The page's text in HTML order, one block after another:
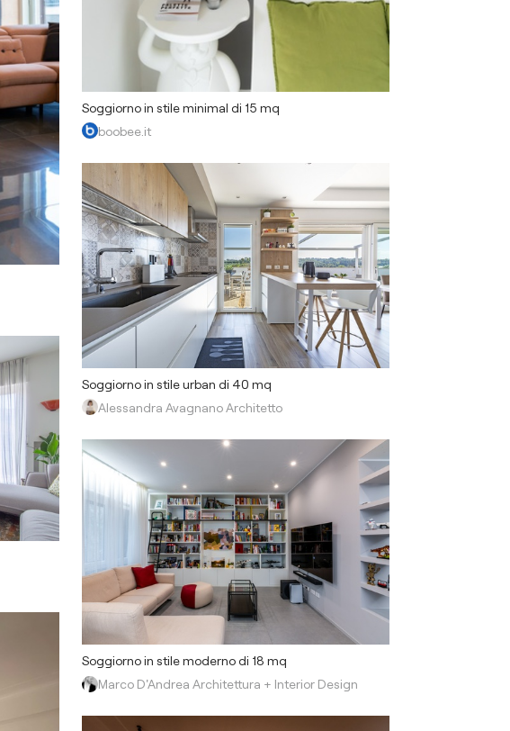
Soggiorno in stile minimal di 15 mq
boobee.it
Soggiorno in stile urban di 40 mq
Alessandra Avagnano Architetto
Soggiorno in stile moderno di 18 mq
Marco D'Andrea Architettura + Interior Design